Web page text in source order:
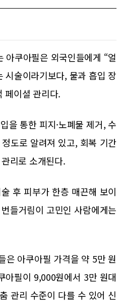
아쿠아필은 외국인들에게 “얼
시술이라기보다, 물과 흡입 장
페이셜 관리다.
을 통한 피지·노폐물 제거, 수
도로 알려져 있고, 회복 기간
리로 소개된다.
후 피부가 한층 매끈해 보이
들거림이 고민인 사람에게는
은 아쿠아필 가격을 약 5만 원
아필이 9,000원에서 3만 원대
관리 수준이 다를 수 있어 신